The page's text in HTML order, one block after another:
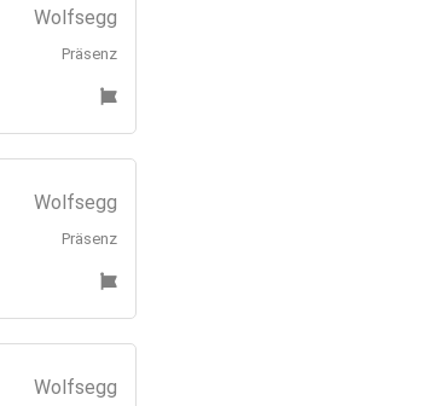
Wolfsegg
Präsenz
Wolfsegg
Präsenz
Wolfsegg